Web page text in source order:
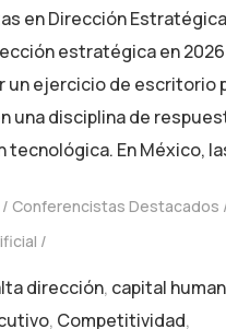
en Dirección
estratégica en
un ejercicio de escritorio
una disciplina de
tecnológica. En México,
Conferencistas Destacados
dirección, capital
, Competitividad,